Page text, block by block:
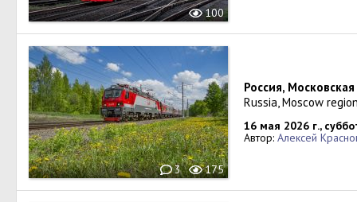
100
3 175
Россия,
Russia, Moscow
16 мая 2026 г.,
Автор: Алексей